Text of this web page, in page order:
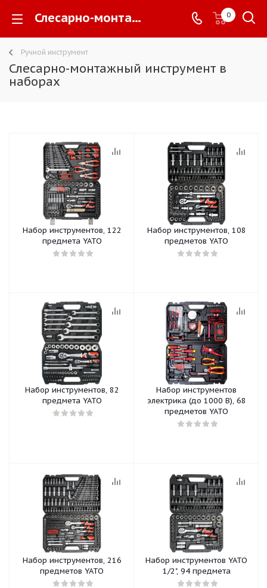
Слесарно-монтажный инструмент в наборах - 0
Ручной инструмент
Слесарно-монтажный инструмент в
наборах
Набор инструментов, 122
предмета YATO
Набор инструментов, 108
предметов YATO
Набор инструментов, 82
предмета YATO
Набор инструментов
электрика (до 1000 В), 68
предметов YATO
Набор инструментов, 216
предметов YATO
Набор инструментов YATO
1/2", 94 предмета